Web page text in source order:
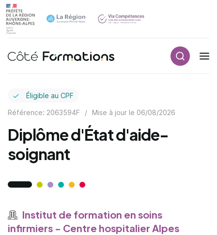
Navigation principale
Éligible au CPF
Référence: 2063594F / Mise à jour le 06/08/2026
Diplôme d'État d'aide-
soignant
Institut de formation en soins
infirmiers - Centre hospitalier Alpes